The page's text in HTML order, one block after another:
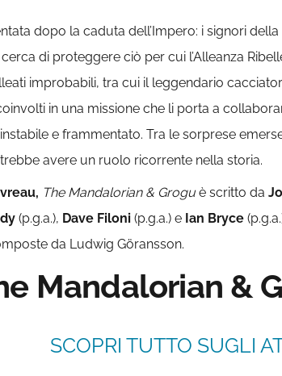
dopo la caduta dell’Impero: i signori
di proteggere ciò per cui l’Alleanza
improbabili, tra cui il leggendario
in una missione che li porta a
e frammentato. Tra le sorprese
avere un ruolo ricorrente nella storia.
The Mandalorian & Groguè scritto da
(p.g.a.), Dave Filoni (p.g.a.) e Ian Bryce
da Ludwig Göransson.
Mandalorian &
SCOPRI TUTTO SUGLI